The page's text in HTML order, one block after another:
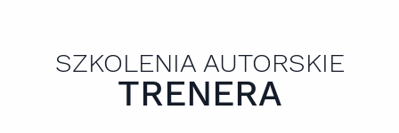
SZKOLENIA AUTORSKIE
TRENERA